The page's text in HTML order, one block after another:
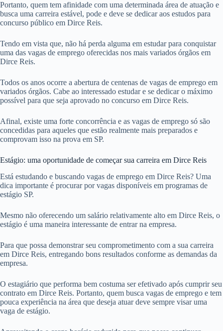
Portanto, quem tem afinidade com uma determinada área de atuação e
busca uma carreira estável, pode e deve se dedicar aos estudos para
concurso público em Dirce Reis.
Tendo em vista que, não há perda alguma em estudar para conquistar
uma das vagas de emprego oferecidas nos mais variados órgãos em
Dirce Reis.
Todos os anos ocorre a abertura de centenas de vagas de emprego em
variados órgãos. Cabe ao interessado estudar e se dedicar o máximo
possível para que seja aprovado no concurso em Dirce Reis.
Afinal, existe uma forte concorrência e as vagas de emprego só são
concedidas para aqueles que estão realmente mais preparados e
comprovam isso na prova em SP.
Estágio: uma oportunidade de começar sua carreira em Dirce Reis
Está estudando e buscando vagas de emprego em Dirce Reis? Uma
dica importante é procurar por vagas disponíveis em programas de
estágio SP.
Mesmo não oferecendo um salário relativamente alto em Dirce Reis, o
estágio é uma maneira interessante de entrar na empresa.
Para que possa demonstrar seu comprometimento com a sua carreira
em Dirce Reis, entregando bons resultados conforme as demandas da
empresa.
O estagiário que performa bem costuma ser efetivado após cumprir seu
contrato em Dirce Reis. Portanto, quem busca vagas de emprego e tem
pouca experiência na área que deseja atuar deve sempre visar uma
vaga de estágio.